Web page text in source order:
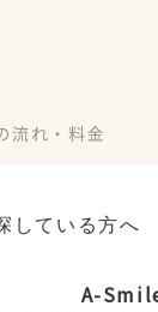
流れ・料金
している方へ
A-